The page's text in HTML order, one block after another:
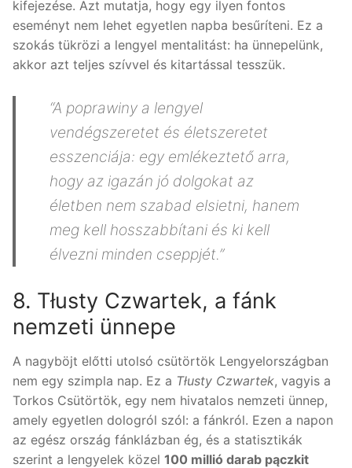
kifejezése. Azt mutatja, hogy egy ilyen fontos
eseményt nem lehet egyetlen napba besűríteni. Ez a
szokás tükrözi a lengyel mentalitást: ha ünnepelünk,
akkor azt teljes szívvel és kitartással tesszük.
“A poprawiny a lengyel
vendégszeretet és életszeretet
esszenciája: egy emlékeztető arra,
hogy az igazán jó dolgokat az
életben nem szabad elsietni, hanem
meg kell hosszabbítani és ki kell
élvezni minden cseppjét.”
8. Tłusty Czwartek, a fánk
nemzeti ünnepe
A nagyböjt előtti utolsó csütörtök Lengyelországban
nem egy szimpla nap. Ez a Tłusty Czwartek, vagyis a
Torkos Csütörtök, egy nem hivatalos nemzeti ünnep,
amely egyetlen dologról szól: a fánkról. Ezen a napon
az egész ország fánklázban ég, és a statisztikák
szerint a lengyelek közel 100 millió darab pączkit